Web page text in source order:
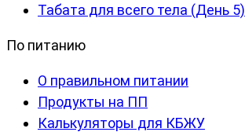
Табата для всего тела (День 5)
По питанию
О правильном питании
Продукты на ПП
Калькуляторы для КБЖУ